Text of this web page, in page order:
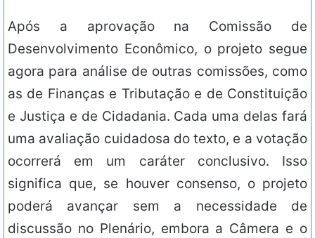
Após a aprovação na Comissão de
Desenvolvimento Econômico, o projeto segue
agora para análise de outras comissões, como
as de Finanças e Tributação e de Constituição
e Justiça e de Cidadania. Cada uma delas fará
uma avaliação cuidadosa do texto, e a votação
ocorrerá em um caráter conclusivo. Isso
significa que, se houver consenso, o projeto
poderá avançar sem a necessidade de
discussão no Plenário, embora a Câmera e o